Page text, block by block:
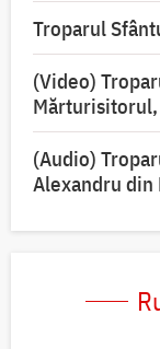
Troparul
(Video)
(Audio)
Alexandru din